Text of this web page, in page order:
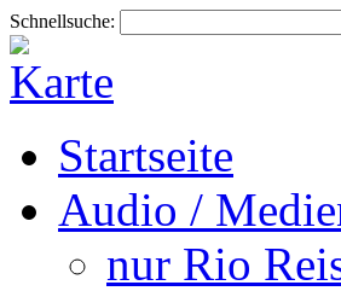
Schnellsuche:
Startseite
Audio /
nur Rio